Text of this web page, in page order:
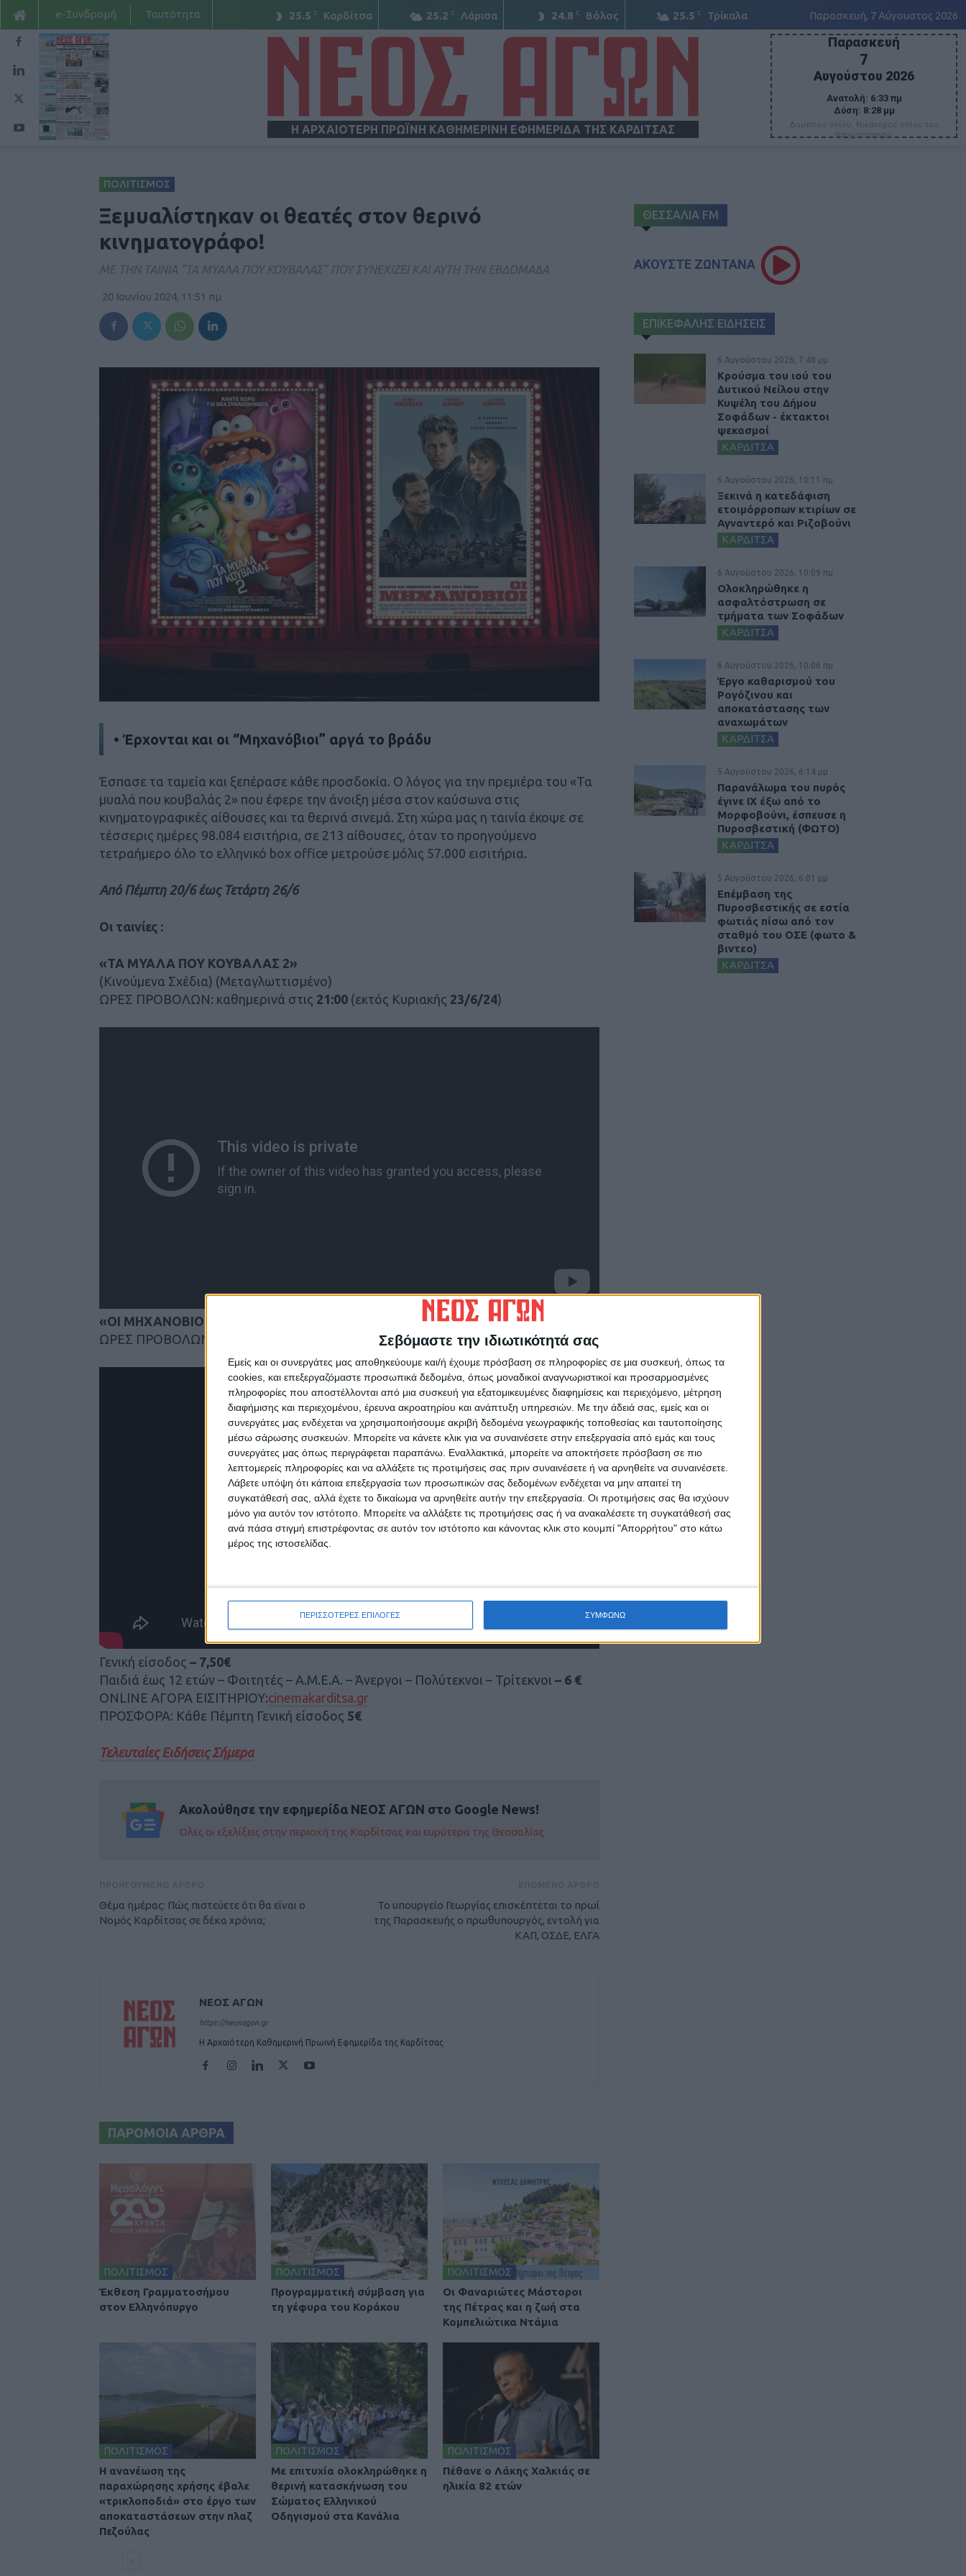
Σεβόμαστε την ιδιωτικότητά σας
Εμείς και οι συνεργάτες μας αποθηκεύουμε και/ή έχουμε πρόσβαση σε πληροφορίες σε μια συσκευή, όπως τα
cookies, και επεξεργαζόμαστε προσωπικά δεδομένα, όπως μοναδικοί αναγνωριστικοί και προσαρμοσμένες
πληροφορίες που αποστέλλονται από μια συσκευή για εξατομικευμένες διαφημίσεις και περιεχόμενο, μέτρηση
διαφήμισης και περιεχομένου, έρευνα ακροατηρίου και ανάπτυξη υπηρεσιών. Με την άδειά σας, εμείς και οι
συνεργάτες μας ενδέχεται να χρησιμοποιήσουμε ακριβή δεδομένα γεωγραφικής τοποθεσίας και ταυτοποίησης
μέσω σάρωσης συσκευών. Μπορείτε να κάνετε κλικ για να συναινέσετε στην επεξεργασία από εμάς και τους
συνεργάτες μας όπως περιγράφεται παραπάνω. Εναλλακτικά, μπορείτε να αποκτήσετε πρόσβαση σε πιο
λεπτομερείς πληροφορίες και να αλλάξετε τις προτιμήσεις σας πριν συναινέσετε ή να αρνηθείτε να συναινέσετε.
Λάβετε υπόψη ότι κάποια επεξεργασία των προσωπικών σας δεδομένων ενδέχεται να μην απαιτεί τη
συγκατάθεσή σας, αλλά έχετε το δικαίωμα να αρνηθείτε αυτήν την επεξεργασία. Οι προτιμήσεις σας θα ισχύουν
μόνο για αυτόν τον ιστότοπο. Μπορείτε να αλλάξετε τις προτιμήσεις σας ή να ανακαλέσετε τη συγκατάθεσή σας
ανά πάσα στιγμή επιστρέφοντας σε αυτόν τον ιστότοπο και κάνοντας κλικ στο κουμπί "Απορρήτου" στο κάτω
μέρος της ιστοσελίδας.
ΠΕΡΙΣΣΟΤΕΡΕΣ ΕΠΙΛΟΓΕΣ ΣΥΜΦΩΝΩ
25.5 C Καρδίτσα 25.2 C Λάρισα 24.8 C Βόλος 25.5 C Τρίκαλα Παρασκευή, 7 Αύγουστος 2026
e-Συνδρομή Ταυτότητα
Η ΑΡΧΑΙΟΤΕΡΗ ΠΡΩΪΝΗ ΚΑΘΗΜΕΡΙΝΗ ΕΦΗΜΕΡΙΔΑ ΤΗΣ ΚΑΡΔΙΤΣΑΣ
ΑΓΩΝ
Παρασκευή
7
Αυγούστου 2026
Ανατολή: 6:33 πμ
Δύση: 8:28 μμ
Δομετίου οσίου, Νικάνορος οσίου του
θαυματουργού
ΠΟΛΙΤΙΣΜΟΣ
Ξεμυαλίστηκαν οι θεατές στον θερινό
κινηματογράφο!
ΜΕ ΤΗΝ ΤΑΙΝΙΑ “ΤΑ ΜΥΑΛΑ ΠΟΥ ΚΟΥΒΑΛΑΣ” ΠΟΥ ΣΥΝΕΧΙΖΕΙ ΚΑΙ ΑΥΤΗ ΤΗΝ ΕΒΔΟΜΑΔΑ
20 Ιουνίου 2024, 11:51 πμ
• Έρχονται και οι “Μηχανόβιοι” αργά το βράδυ
Έσπασε τα ταμεία και ξεπέρασε κάθε προσδοκία. Ο λόγος για την πρεμιέρα του «Τα
μυαλά που κουβαλάς 2» που έφερε την άνοιξη μέσα στον καύσωνα στις
κινηματογραφικές αίθουσες και τα θερινά σινεμά. Στη χώρα μας η ταινία έκοψε σε
τέσσερις ημέρες 98.084 εισιτήρια, σε 213 αίθουσες, όταν το προηγούμενο
τετραήμερο όλο το ελληνικό box office μετρούσε μόλις 57.000 εισιτήρια.
Από Πέμπτη 20/6 έως Τετάρτη 26/6
Οι ταινίες :
«ΤΑ ΜΥΑΛΑ ΠΟΥ ΚΟΥΒΑΛΑΣ 2»
(Κινούμενα Σχέδια) (Μεταγλωττισμένο)
ΩΡΕΣ ΠΡΟΒΟΛΩΝ: καθημερινά στις 21:00 (εκτός Κυριακής 23/6/24)
«ΟΙ ΜΗΧΑΝΟΒΙΟΙ»
ΩΡΕΣ ΠΡΟΒΟΛΩΝ: καθημερινά στις
Γενική είσοδος – 7,50€
Παιδιά έως 12 ετών – Φοιτητές – Α.Μ.Ε.Α. – Άνεργοι – Πολύτεκνοι – Τρίτεκνοι – 6 €
ONLINE ΑΓΟΡΑ ΕΙΣΙΤΗΡΙΟΥ:cinemakarditsa.gr
ΠΡΟΣΦΟΡΑ: Κάθε Πέμπτη Γενική είσοδος 5€
Τελευταίες Ειδήσεις Σήμερα
Ακολούθησε την εφημερίδα ΝΕΟΣ ΑΓΩΝ στο Google News!
Όλες οι εξελίξεις στην περιοχή της Καρδίτσας και ευρύτερα της Θεσσαλίας
Θέμα ημέρας: Πώς πιστεύετε ότι θα είναι ο
Νομός Καρδίτσας σε δέκα χρόνια;
Το υπουργείο Γεωργίας επισκέπτεται το πρωί
της Παρασκευής ο πρωθυπουργός, εντολή για
ΚΑΠ, ΟΣΔΕ, ΕΛΓΑ
ΝΕΟΣ ΑΓΩΝ
https://neosagon.gr
Η Αρχαιότερη Καθημερινή Πρωινή Εφημερίδα της Καρδίτσας
ΠΑΡΟΜΟΙΑ ΑΡΘΡΑ
ΠΟΛΙΤΙΣΜΟΣ
Έκθεση Γραμματοσήμου
στον Ελληνόπυργο
ΠΟΛΙΤΙΣΜΟΣ
Προγραμματική σύμβαση για
τη γέφυρα του Κοράκου
ΠΟΛΙΤΙΣΜΟΣ
Οι Φαναριώτες Μάστοροι
της Πέτρας και η ζωή στα
Κομπελιώτικα Ντάμια
ΠΟΛΙΤΙΣΜΟΣ
Η ανανέωση της
παραχώρησης χρήσης έβαλε
«τρικλοποδιά» στο έργο των
αποκαταστάσεων στην πλαζ
Πεζούλας
ΠΟΛΙΤΙΣΜΟΣ
Με επιτυχία ολοκληρώθηκε η
θερινή κατασκήνωση του
Σώματος Ελληνικού
Οδηγισμού στα Κανάλια
ΠΟΛΙΤΙΣΜΟΣ
Πέθανε ο Λάκης Χαλκιάς σε
ηλικία 82 ετών
ΘΕΣΣΑΛΙΑ FM
ΑΚΟΥΣΤΕ ΖΩΝΤΑΝΑ
ΕΠΙΚΕΦΑΛΗΣ ΕΙΔΗΣΕΙΣ
6 Αυγούστου 2026, 7:48 μμ
Κρούσμα του ιού του
Δυτικού Νείλου στην
Κυψέλη του Δήμου
Σοφάδων - έκτακτοι
ψεκασμοί
ΚΑΡΔΙΤΣΑ
6 Αυγούστου 2026, 10:11 πμ
Ξεκινά η κατεδάφιση
ετοιμόρροπων κτιρίων σε
Αγναντερό και Ριζοβούνι
ΚΑΡΔΙΤΣΑ
6 Αυγούστου 2026, 10:09 πμ
Ολοκληρώθηκε η
ασφαλτόστρωση σε
τμήματα των Σοφάδων
ΚΑΡΔΙΤΣΑ
6 Αυγούστου 2026, 10:06 πμ
Έργο καθαρισμού του
Ρογόζινου και
αποκατάστασης των
αναχωμάτων
ΚΑΡΔΙΤΣΑ
5 Αυγούστου 2026, 6:14 μμ
Παρανάλωμα του πυρός
έγινε ΙΧ έξω από το
Μορφοβούνι, έσπευσε η
Πυροσβεστική (ΦΩΤΟ)
ΚΑΡΔΙΤΣΑ
5 Αυγούστου 2026, 6:01 μμ
Επέμβαση της
Πυροσβεστικής σε εστία
φωτιάς πίσω από τον
σταθμό του ΟΣΕ (φωτο &
βιντεο)
ΚΑΡΔΙΤΣΑ